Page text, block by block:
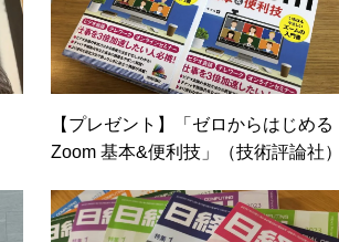
【プレゼント】「ゼロからはじめる
Zoom 基本&便利技」（技術評論社